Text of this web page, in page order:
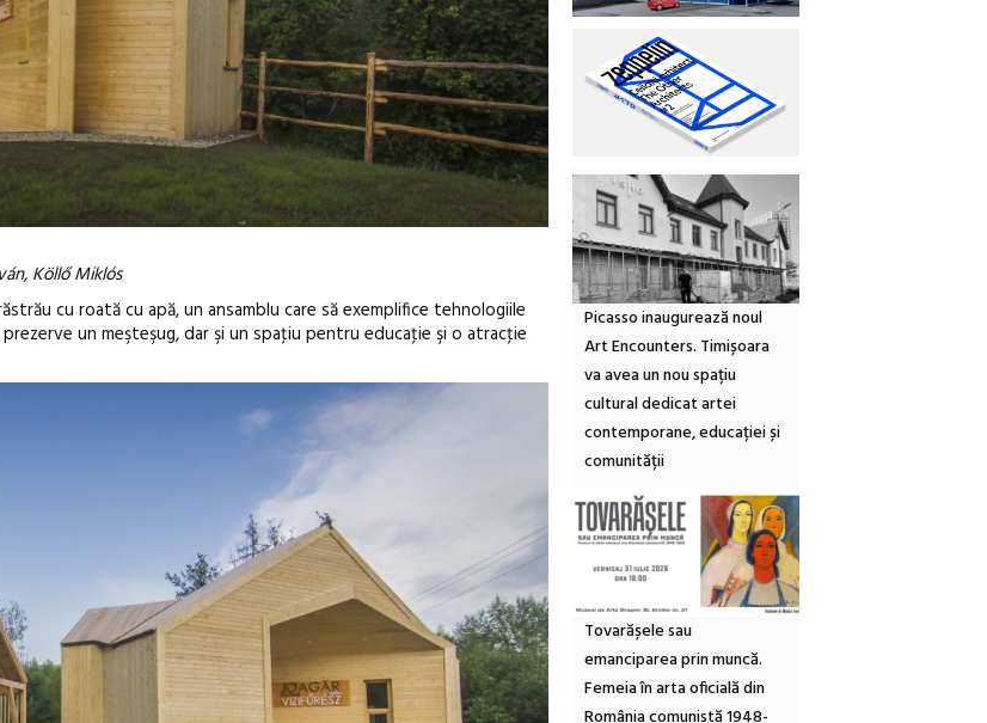
Köllő Miklós
cu roată cu apă, un ansamblu care să exemplifice tehnologiile
un meşteşug, dar şi un spaţiu pentru educaţie şi o atracţie
Picasso inaugurează noul
Art Encounters. Timișoara
va avea un nou spațiu
cultural dedicat artei
contemporane, educației și
comunității
Tovarășele sau
emanciparea prin muncă.
Femeia în arta oficială din